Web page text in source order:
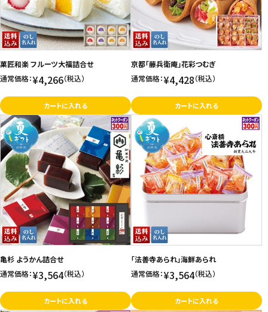
菓匠和楽 フルーツ大福詰合せ
通常価格：¥4,266（税込）
カートに入れる
京都「藤兵衛庵」花彩つむぎ
通常価格：¥4,428（税込）
カートに入れる
亀杉 ようかん詰合せ
通常価格：¥3,564（税込）
カートに入れる
「法善寺あられ」海鮮あられ
通常価格：¥3,564（税込）
カートに入れる